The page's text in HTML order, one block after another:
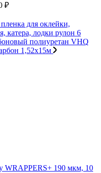
₽
для оклейки,
катера, лодки рулон 6
полиуретан VHQ
1,52х15м